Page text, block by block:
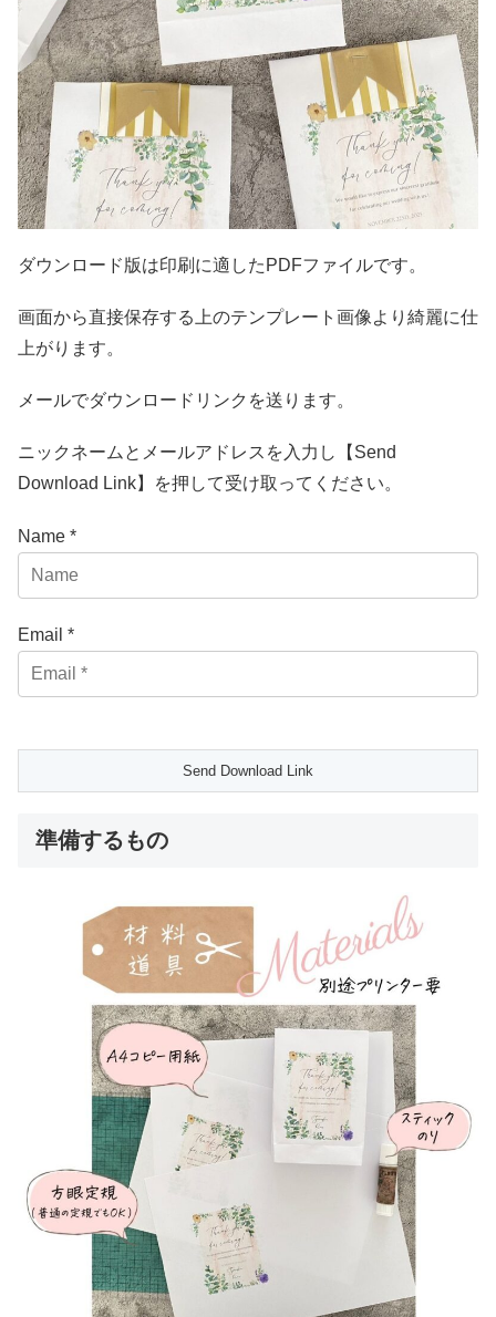
ダウンロード版は印刷に適したPDFファイルです。
画面から直接保存する上のテンプレート画像より綺麗に仕
上がります。
メールでダウンロードリンクを送ります。
ニックネームとメールアドレスを入力し【Send
Download Link】を押して受け取ってください。
Name *
Email *
準備するもの